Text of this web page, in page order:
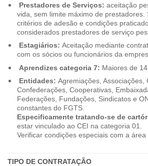
Prestadores de Serviços: aceitação
vida, sem limite máximo de
critérios de adesão e condições
considerados prestadores de serviço
Estagiários: Aceitação mediante
com os sócios ou funcionários da
Aprendizes categoria 7: Maiores de
Entidades: Agremiações,
Confederações, Cooperativas,
Federações, Fundações, Sindicatos e
constantes do FGTS.
Especificamente tratando-se de
estar vinculado ao CEI na categoria 01.
Verificar condições especiais com a área
TIPO DE CONTRATAÇÃO